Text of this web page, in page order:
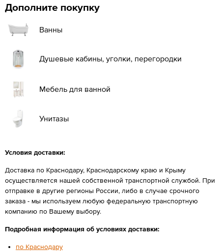
Дополните покупку
Ванны
Душевые кабины, уголки, перегородки
Мебель для ванной
Унитазы
Условия доставки:
Доставка по Краснодару, Краснодарскому краю и Крыму
осуществляется нашей собственной транспортной службой. При
отправке в другие регионы России, либо в случае срочного
заказа - мы используем любую федеральную транспортную
компанию по Вашему выбору.
Подробная информация об условиях доставки:
по Краснодару